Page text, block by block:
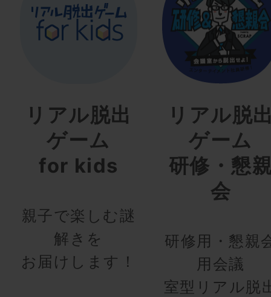
リアル脱出
ゲーム
for kids
親子で楽しむ謎
解きを
お届けします！
リアル脱
ゲーム
研修・懇
会
研修用・懇親
用会議
室型リアル脱